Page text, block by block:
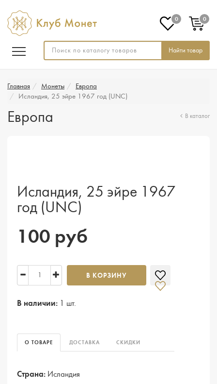
Найти товар
0 0
Главная Монеты
Европа
Исландия, 25 эйре 1967 год (UNC)
Европа В каталог
Исландия, 25 эйре 1967
год (UNC)
100 руб
В КОРЗИНУ
В наличии: 1 шт.
О ТОВАРЕ ДОСТАВКА СКИДКИ
Страна: Исландия